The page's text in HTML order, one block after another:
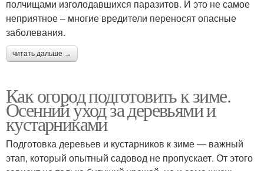
полчищами изголодавшихся паразитов. И это не самое
неприятное – многие вредители переносят опасные
заболевания.
читать дальше →
Как огород подготовить к зиме.
Осенний уход за деревьями и
кустарниками
Подготовка деревьев и кустарников к зиме — важный
этап, который опытный садовод не пропускает. От этого